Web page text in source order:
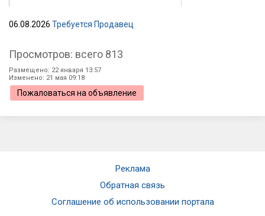
06.08.2026 Требуется Продавец
Просмотров: всего 813
Размещено: 22 января 13:57
Изменено: 21 мая 09:18
Пожаловаться на объявление
Реклама
Обратная связь
Соглашение об использовании портала